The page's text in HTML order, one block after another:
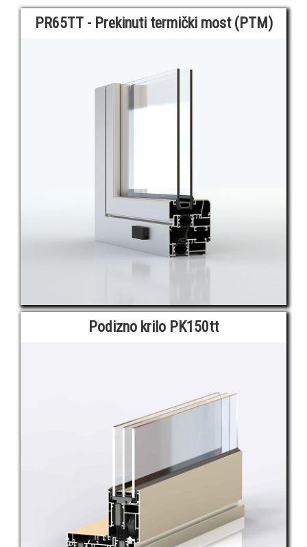
PR65TT - Prekinuti termički most (PTM)
Podizno krilo PK150tt